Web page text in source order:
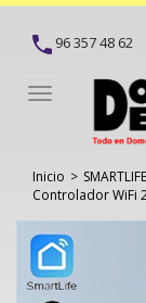
96 357 48 62
Toggle
navigation
Inicio > SMARTLIFE
Controlador WiFi